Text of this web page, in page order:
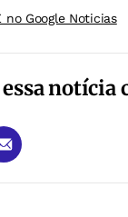
no Google Noticias
notícia